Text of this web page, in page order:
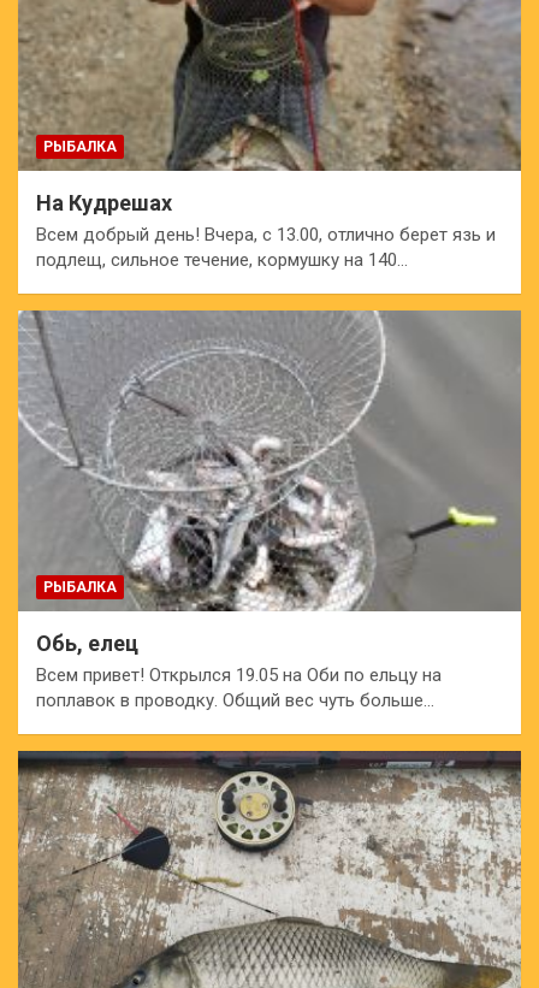
РЫБАЛКА
На Кудрешах
Всем добрый день! Вчера, с 13.00, отлично берет язь и
подлещ, сильное течение, кормушку на 140…
РЫБАЛКА
Обь, елец
Всем привет! Открылся 19.05 на Оби по ельцу на
поплавок в проводку. Общий вес чуть больше…